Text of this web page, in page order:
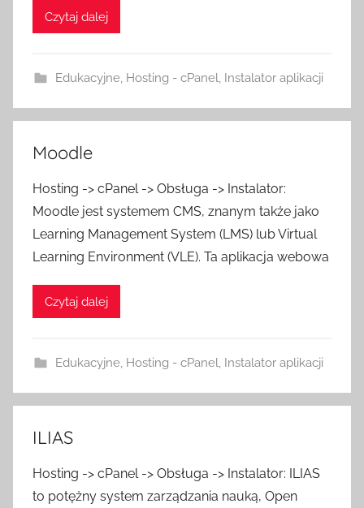
Czytaj dalej
Edukacyjne, Hosting - cPanel, Instalator aplikacji
Moodle
Hosting -> cPanel -> Obsługa -> Instalator:
Moodle jest systemem CMS, znanym także jako
Learning Management System (LMS) lub Virtual
Learning Environment (VLE). Ta aplikacja webowa
Czytaj dalej
Edukacyjne, Hosting - cPanel, Instalator aplikacji
ILIAS
Hosting -> cPanel -> Obsługa -> Instalator: ILIAS
to potężny system zarządzania nauką, Open